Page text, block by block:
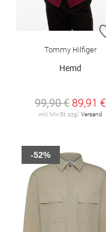
Tommy Hilfiger
Hemd
99,90 € 89,91 €
inkl. MwSt. zzgl. Versand
-52%